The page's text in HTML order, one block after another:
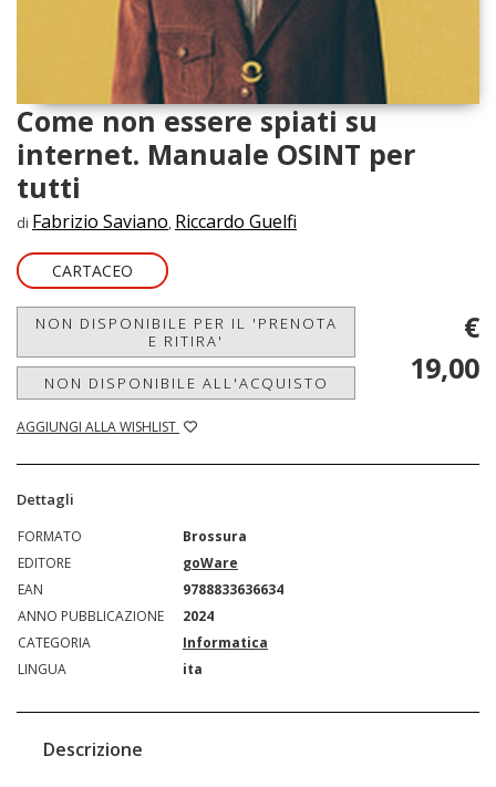
Come non essere spiati su
internet. Manuale OSINT per
tutti
di Fabrizio Saviano, Riccardo Guelfi
CARTACEO
NON DISPONIBILE PER IL 'PRENOTA
E RITIRA'
NON DISPONIBILE ALL'ACQUISTO
AGGIUNGI ALLA WISHLIST
€
19,00
Dettagli
FORMATO
Brossura
EDITORE
goWare
EAN
9788833636634
ANNO PUBBLICAZIONE
2024
CATEGORIA
Informatica
LINGUA
ita
Descrizione